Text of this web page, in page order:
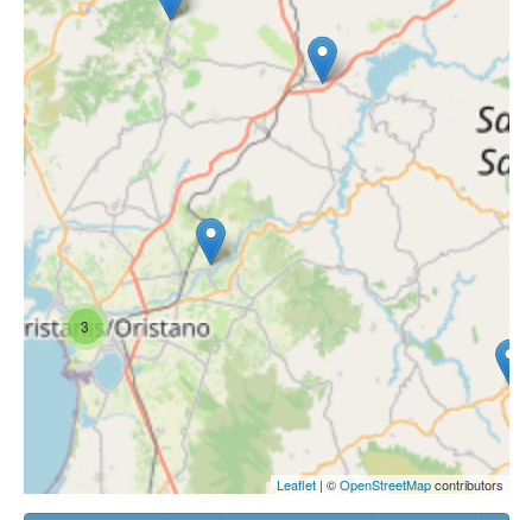
3
Leaflet| ©OpenStreetMapcontributors